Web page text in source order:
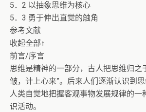
5．2 以抽象思维为核心
5．3 勇于伸出直觉的触角
参考文献
收起全部↑
前言/序言
思维是精神的一部分，古人把思维归之
皱，计上心来”。后来人们逐渐认识到
人类自觉地把握客观事物发展规律的一
识活动。